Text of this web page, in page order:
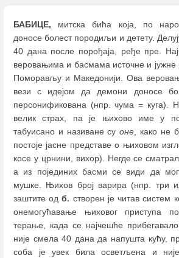
БАБИЦЕ, митска бића која, по
доносе болест породиљи и детету.
40 дана после порођаја, ређе пре.
веровањима и басмама источне и јужне
Поморављу и Македонији. Ова
вези с идејом да демони доносе
персонификована (нпр. чума = куга).
велик страх, па је њихово име у
табуисано и називане суоне, како не
постоје јасне представе о њиховом
косе у црнини, вихор). Негде се
а из појединих басми се види да
мушке. Њихов број варира (нпр. три
заштите одб. створен је читав систем
онемогућавање њиховог приступа
терање, када се најчешће
није смела 40 дана да напушта кућу,
соба је увек била осветљена и